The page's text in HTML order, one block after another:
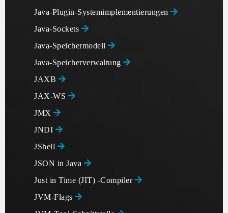
Java-Plugin-Systemimplementierungen
Java-Sockets
Java-Speichermodell
Java-Speicherverwaltung
JAXB
JAX-WS
JMX
JNDI
JShell
JSON in Java
Just in Time (JIT) -Compiler
JVM-Flags